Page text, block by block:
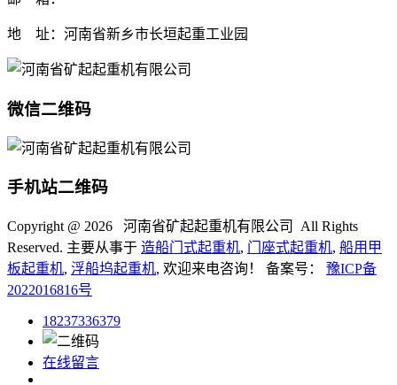
地 址：河南省新乡市长垣起重工业园
微信二维码
手机站二维码
Copyright @ 2026 河南省矿起起重机有限公司 All Rights
Reserved. 主要从事于 造船门式起重机, 门座式起重机, 船用甲
板起重机, 浮船坞起重机, 欢迎来电咨询！ 备案号： 豫ICP备
2022016816号
18237336379
在线留言